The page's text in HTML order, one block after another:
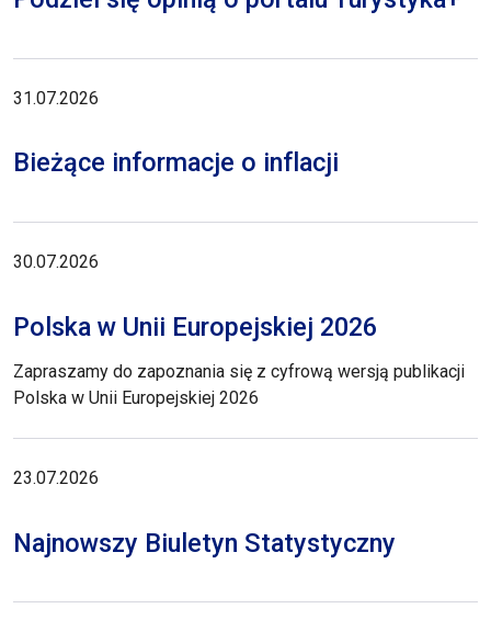
31.07.2026
Bieżące informacje o inflacji
30.07.2026
Polska w Unii Europejskiej 2026
Zapraszamy do zapoznania się z cyfrową wersją publikacji
Polska w Unii Europejskiej 2026
23.07.2026
Najnowszy Biuletyn Statystyczny